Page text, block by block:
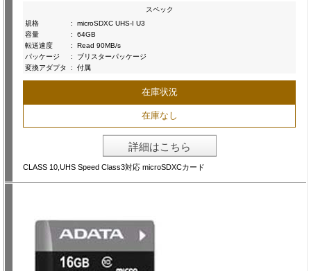
スペック
規格
:
microSDXC UHS-I U3
容量
:
64GB
転送速度
:
Read 90MB/s
パッケージ
:
ブリスターパッケージ
変換アダプタ
: 付属
在庫状況
在庫なし
詳細はこちら
CLASS 10,UHS Speed Class3対応 microSDXCカード